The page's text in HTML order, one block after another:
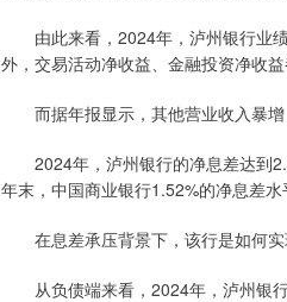
由此来看，2024年，泸州银行业绩
外，交易活动净收益、金融投资净收益
而据年报显示，其他营业收入暴增
2024年，泸州银行的净息差达到
年末，中国商业银行1.52%的净息差水
在息差承压背景下，该行是如何实
从负债端来看，2024年，泸州银行